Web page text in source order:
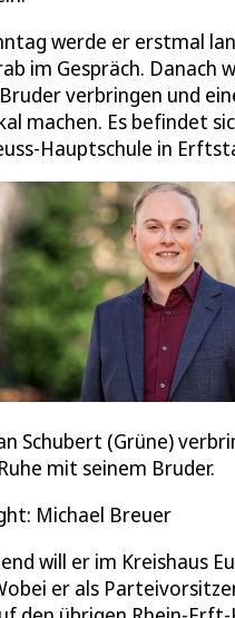
werde er erstmal
im Gespräch. Danach
verbringen und
machen. Es befindet
Hauptschule in
Schubert (Grüne)
mit seinem Bruder.
Michael Breuer
will er im Kreishaus
er als